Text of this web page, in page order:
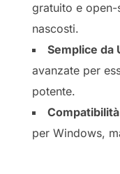
gratuito e
nascosti.
Semplice da
avanzate per
potente.
per Windows,